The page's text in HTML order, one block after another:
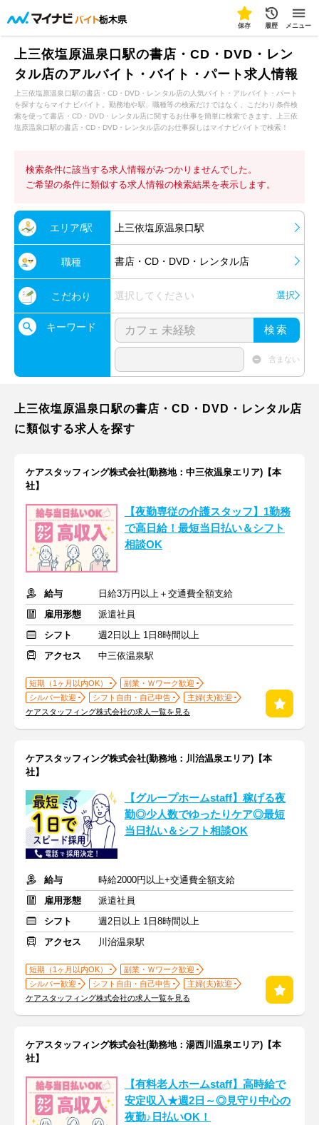
栃木県
保存 履歴 メニュー
上三依塩原温泉口駅の書店・CD・DVD・レン
タル店のアルバイト・バイト・パート求人情報
上三依塩原温泉口駅の書店・CD・DVD・レンタル店の人気バイト・アルバイト・パート
を探すならマイナビバイト。勤務地や駅、職種等の検索だけではなく、こだわり条件検
索を使って書店・CD・DVD・レンタル店に関するお仕事を簡単に検索できます。上三依
塩原温泉口駅の書店・CD・DVD・レンタル店のお仕事探しはマイナビバイトで検索！
検索条件に該当する求人情報がみつかりませんでした。
ご希望の条件に類似する求人情報の検索結果を表示します。
エリア/駅 上三依塩原温泉口駅
職種 書店・CD・DVD・レンタル店
こだわり 選択してください 選択
キーワード 検索
含まない
上三依塩原温泉口駅の書店・CD・DVD・レンタル店
に類似する求人を探す
ケアスタッフィング株式会社(勤務地：中三依温泉エリア)【本
社】
【夜勤専従の介護スタッフ】1勤務
で高日給！最短当日払い＆シフト
相談OK
給与
日給3万円以上＋交通費全額支給
雇用形態
派遣社員
シフト
週2日以上 1日8時間以上
アクセス
中三依温泉駅
短期（1ヶ月以内OK）
副業・Ｗワーク歓迎
シルバー歓迎
シフト自由・自己申告
主婦(夫)歓迎
ケアスタッフィング株式会社の求人一覧を見る
ケアスタッフィング株式会社(勤務地：川治温泉エリア)【本
社】
【グループホームstaff】稼げる夜
勤◎少人数でゆったりケア◎最短
当日払い＆シフト相談OK
給与
時給2000円以上+交通費全額支給
雇用形態
派遣社員
シフト
週2日以上 1日8時間以上
アクセス
川治温泉駅
短期（1ヶ月以内OK）
副業・Ｗワーク歓迎
シルバー歓迎
シフト自由・自己申告
主婦(夫)歓迎
ケアスタッフィング株式会社の求人一覧を見る
ケアスタッフィング株式会社(勤務地：湯西川温泉エリア)【本
社】
【有料老人ホームstaff】高時給で
安定収入★週2日～◎見守り中心の
夜勤♪日払いOK！